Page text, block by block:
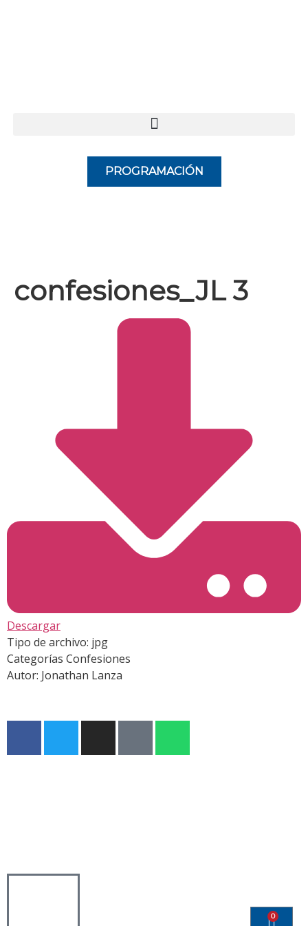
PROGRAMACIÓN
0
confesiones_JL 3
Descargar
Tipo de archivo: jpg
Categorías Confesiones
Autor: Jonathan Lanza